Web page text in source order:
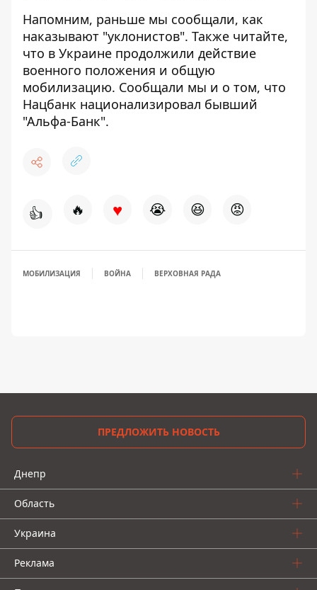
Напомним, раньше мы сообщали, как
наказывают "уклонистов". Также читайте,
что в Украине продолжили действие
военного положения и общую
мобилизацию. Сообщали мы и о том, что
Нацбанк национализировал бывший
"Альфа-Банк".
👍 🔥 ♥ 😭 😆 😡
МОБИЛИЗАЦИЯ ВОЙНА ВЕРХОВНАЯ РАДА
ПРЕДЛОЖИТЬ НОВОСТЬ
Днепр
Область
Украина
Реклама